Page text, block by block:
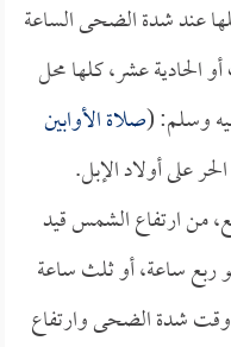
عند شدة الضحى الساعة
الحادية عشر، كلها محل
وسلم: (صلاة الأوابين
على أولاد الإبل.
من ارتفاع الشمس قيد
ساعة، أو ثلث ساعة
شدة الضحى وارتفاع